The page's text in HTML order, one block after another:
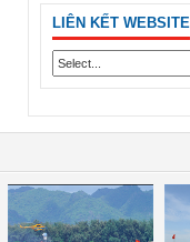
LIÊN KẾT WEBSITE